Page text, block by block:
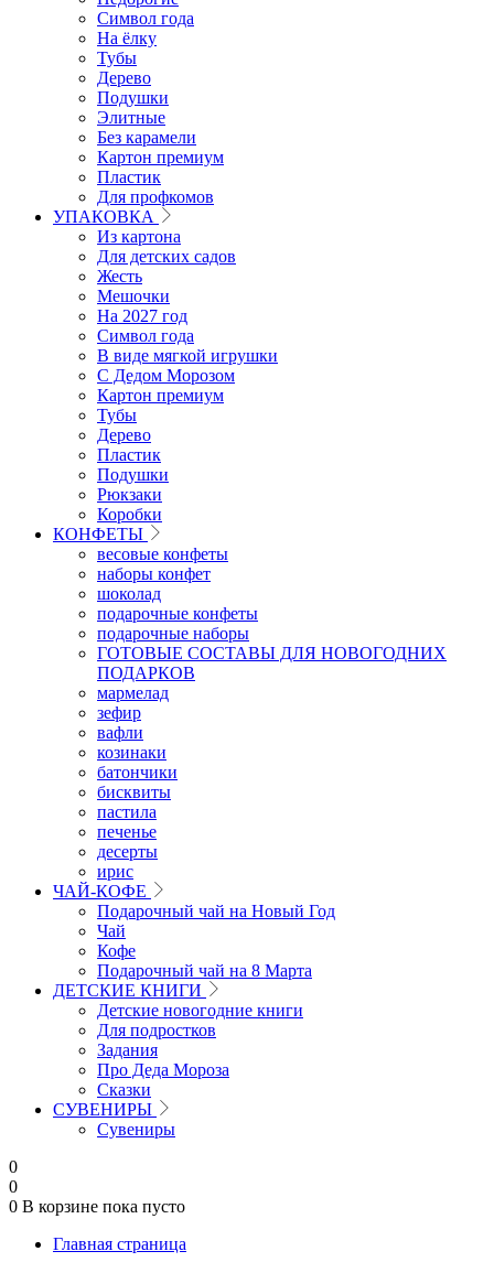
Символ года
На ёлку
Тубы
Дерево
Подушки
Элитные
Без карамели
Картон премиум
Пластик
Для профкомов
УПАКОВКА
Из картона
Для детских садов
Жесть
Мешочки
На 2027 год
Символ года
В виде мягкой игрушки
С Дедом Морозом
Картон премиум
Тубы
Дерево
Пластик
Подушки
Рюкзаки
Коробки
КОНФЕТЫ
весовые конфеты
наборы конфет
шоколад
подарочные конфеты
подарочные наборы
ГОТОВЫЕ СОСТАВЫ ДЛЯ НОВОГОДНИХ
ПОДАРКОВ
мармелад
зефир
вафли
козинаки
батончики
бисквиты
пастила
печенье
десерты
ирис
ЧАЙ-КОФЕ
Подарочный чай на Новый Год
Чай
Кофе
Подарочный чай на 8 Марта
ДЕТСКИЕ КНИГИ
Детские новогодние книги
Для подростков
Задания
Про Деда Мороза
Сказки
СУВЕНИРЫ
Сувениры
0
0
0 В корзине пока пусто
Главная страница